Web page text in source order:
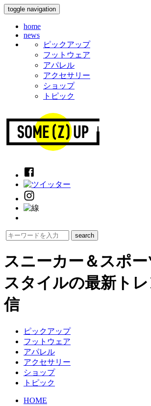
toggle navigation
home
news
ピックアップ
フットウェア
アパレル
アクセサリー
ショップ
トピック
スニーカー＆スポ
スタイルの最新ト
信
ピックアップ
フットウェア
アパレル
アクセサリー
ショップ
トピック
HOME